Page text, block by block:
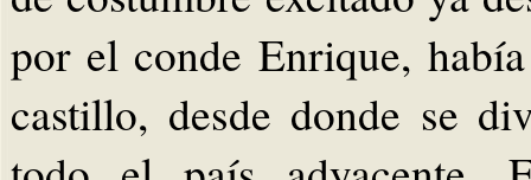
por el conde Enrique,
castillo, desde donde se